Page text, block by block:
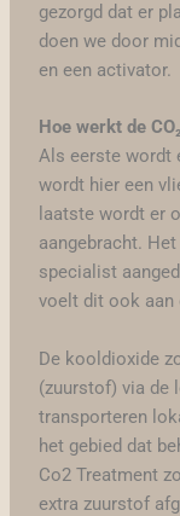
gezorgd dat er
doen we door
en een activator.
Hoe werkt de
Als eerste wordt
wordt hier een
laatste wordt er
aangebracht.
specialist
voelt dit ook aan
De kooldioxide
(zuurstof) via de
transporteren
het gebied dat
Co2 Treatment
extra zuurstof